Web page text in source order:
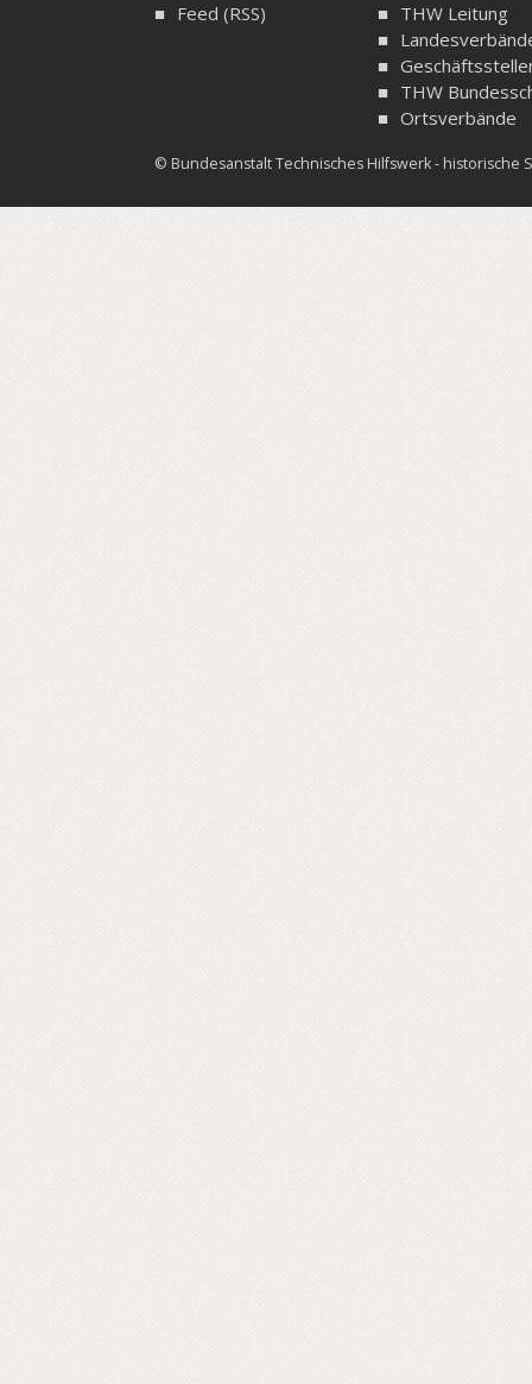
Feed (RSS)
THW Leitung
THW
Ortsverbände
© Bundesanstalt Technisches Hilfswerk - historische